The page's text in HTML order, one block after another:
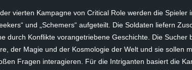
vierten Kampagne von Critical Role werden die Spieler
“ und „ Schemers“ aufgeteilt. Die Soldaten liefern
durch Konflikte vorangetriebene Geschichte. Die Sucher
der Magie und der Kosmologie der Welt und sie sollen
Fragen interagieren. Für die Intriganten basiert die